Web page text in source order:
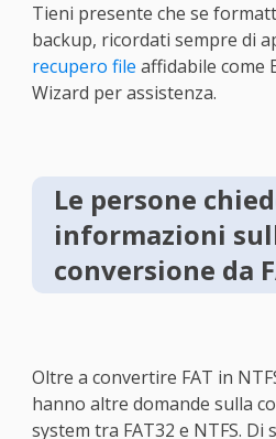
Tieni presente che se
backup, ricordati sempre di
recupero file affidabile come
Wizard per assistenza.
Le persone
informazioni
conversione da
Oltre a convertire FAT in
hanno altre domande sulla
system tra FAT32 e NTFS.